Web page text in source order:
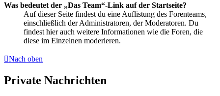
Was bedeutet der „Das Team“-Link auf der Startseite?
Auf dieser Seite findest du eine Auflistung des Forenteams,
einschließlich der Administratoren, der Moderatoren. Du
findest hier auch weitere Informationen wie die Foren, die
diese im Einzelnen moderieren.
Nach oben
Private Nachrichten